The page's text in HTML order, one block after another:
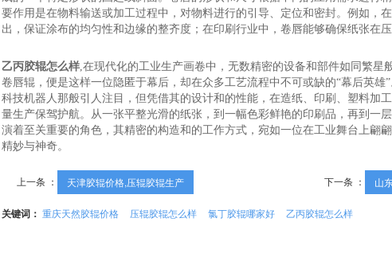
要作用是在物料输送或加工过程中，对物料进行的引导、定位和密封。例如，
出，保证涂布的均匀性和边缘的整齐度；在印刷行业中，卷唇能够确保纸张在
乙丙胶辊怎么样,在现代化的工业生产画卷中，无数精密的设备和部件如同繁星
卷唇辊，便是这样一位隐匿于幕后，却在众多工艺流程中不可或缺的“幕后英
科技机器人那般引人注目，但凭借其的设计和的性能，在造纸、印刷、塑料加
量生产保驾护航。从一张平整光滑的纸张，到一幅色彩鲜艳的印刷品，再到一
演着至关重要的角色，其精密的构造和的工作方式，宛如一位在工业舞台上翩
精妙与神奇。
上一条 ： 天津胶辊价格,压辊胶辊生产 下一条 ： 山
关键词： 重庆天然胶辊价格 压辊胶辊怎么样 氯丁胶辊哪家好 乙丙胶辊怎么样